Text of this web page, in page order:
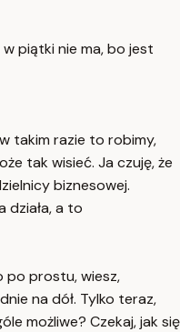
piątki nie ma, bo jest
takim razie to robimy,
tak wisieć. Ja czuję, że
biznesowej.
działa, a to
po prostu, wiesz,
na dół. Tylko teraz,
możliwe? Czekaj, jak się